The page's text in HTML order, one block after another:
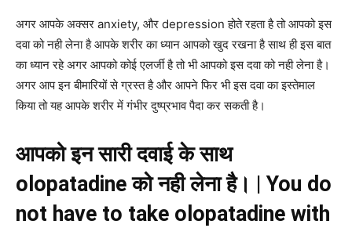
अगर आपके अक्सर anxiety, और depression होते रहता है तो आपको इस
दवा को नही लेना है आपके शरीर का ध्यान आपको खुद रखना है साथ ही इस बात
का ध्यान रहे अगर आपको कोई एलर्जी है तो भी आपको इस दवा को नही लेना है।
अगर आप इन बीमारियों से ग्रस्त है और आपने फिर भी इस दवा का इस्तेमाल
किया तो यह आपके शरीर में गंभीर दुष्प्रभाव पैदा कर सकती है।
आपको इन सारी दवाई के साथ
olopatadineको नही लेना है। | You do
not have to take olopatadine with